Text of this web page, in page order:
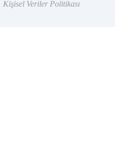
Veriler Politikası